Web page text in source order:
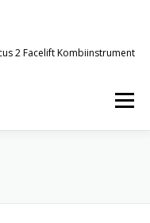
2 Facelift Kombiinstrument
Menü